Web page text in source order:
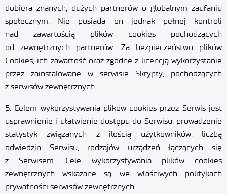
dobiera znanych, dużych partnerów o globalnym zaufaniu
społecznym. Nie posiada on jednak pełnej kontroli
nad zawartością plików cookies pochodzących
od zewnętrznych partnerów. Za bezpieczeństwo plików
Cookies, ich zawartość oraz zgodne z licencją wykorzystanie
przez zainstalowane w serwisie Skrypty, pochodzących
z serwisów zewnętrznych.
5. Celem wykorzystywania plików cookies przez Serwis jest
usprawnienie i ułatwienie dostępu do Serwisu, prowadzenie
statystyk związanych z ilością użytkowników, liczbą
odwiedzin Serwisu, rodzajów urządzeń łączących się
z Serwisem. Cele wykorzystywania plików cookies
zewnętrznych wskazane są we właściwych politykach
prywatności serwisów zewnętrznych.